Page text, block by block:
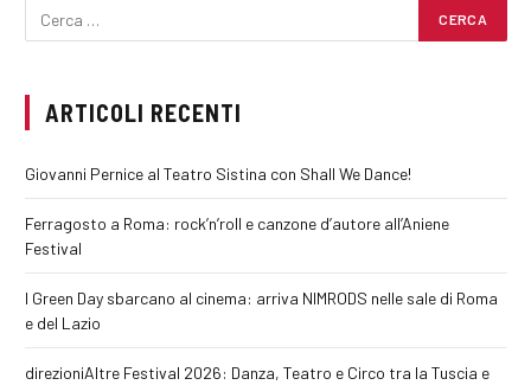
ARTICOLI RECENTI
Giovanni Pernice al Teatro Sistina con Shall We Dance!
Ferragosto a Roma: rock’n’roll e canzone d’autore all’Aniene
Festival
I Green Day sbarcano al cinema: arriva NIMRODS nelle sale di Roma
e del Lazio
direzioniAltre Festival 2026: Danza, Teatro e Circo tra la Tuscia e